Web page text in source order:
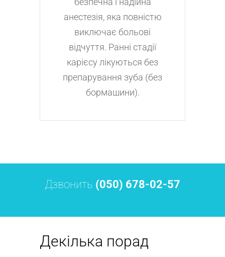
анестезія, яка повністю
виключає больові
відчуття. Ранні стадії
карієсу лікуються без
препарування зуба (без
бормашини).
Дзвонить (050) 678-02-57
Декілька порад